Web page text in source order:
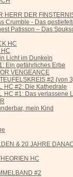
HERR DER
Crumble - Das
Patisson – Das
HC
Licht im Dunkeln
Ein gefährliches Erbe
VENGEANCE
#2 (von
HC #2: Die Kathedrale
HC #1: Das verlassene
mein Kind
& 20 JAHRE
HC
#2